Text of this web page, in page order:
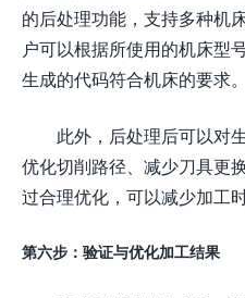
的后处理功能，支持多种机
户可以根据所使用的机床型
生成的代码符合机床的要求。
此外，后处理后可以对
优化切削路径、减少刀具更
过合理优化，可以减少加工
第六步：验证与优化加工结果